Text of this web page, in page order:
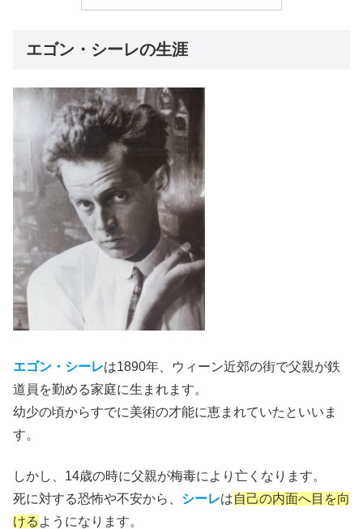
エゴン・シーレの生涯
エゴン・シーレは1890年、ウィーン近郊の街で父親が鉄
道員を勤める家庭に生まれます。
幼少の頃からすでに美術の才能に恵まれていたといいま
す。
しかし、14歳の時に父親が梅毒により亡くなります。
死に対する恐怖や不安から、 シーレは自己の内面へ目を向
ける ようになります。